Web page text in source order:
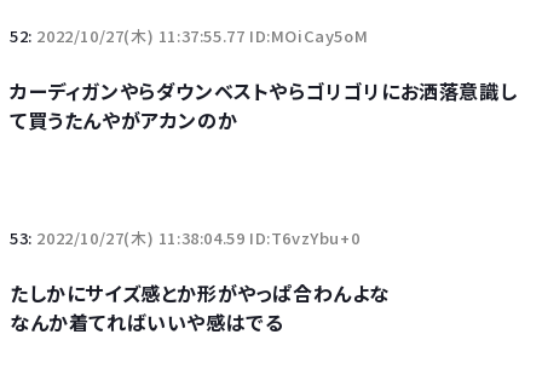
52: 2022/10/27(木) 11:37:55.77 ID:MOiCay5oM
カーディガンやらダウンベストやらゴリゴリにお洒落意識し
て買うたんやがアカンのか
53: 2022/10/27(木) 11:38:04.59 ID:T6vzYbu+0
たしかにサイズ感とか形がやっぱ合わんよな
なんか着てればいいや感はでる